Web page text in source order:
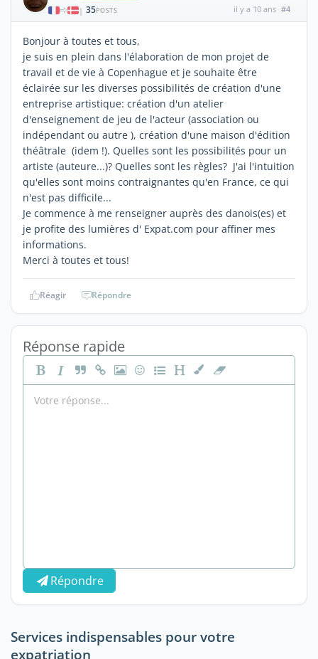
| 35POSTS il y a 10 ans #4
Bonjour à toutes et tous,
je suis en plein dans l'élaboration de mon projet de
travail et de vie à Copenhague et je souhaite être
éclairée sur les diverses possibilités de création d'une
entreprise artistique: création d'un atelier
d'enseignement de jeu de l'acteur (association ou
indépendant ou autre ), création d'une maison d'édition
théâtrale (idem !). Quelles sont les possibilités pour un
artiste (auteure...)? Quelles sont les règles? J'ai l'intuition
qu'elles sont moins contraignantes qu'en France, ce qui
n'est pas difficile...
Je commence à me renseigner auprès des danois(es) et
je profite des lumières d' Expat.com pour affiner mes
informations.
Merci à toutes et tous!
Réagir Répondre
Réponse rapide
Répondre
Services indispensables pour votre
expatriation